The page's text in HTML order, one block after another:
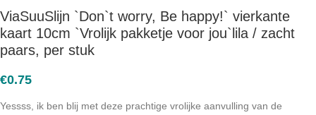
ViaSuuSlijn `Don`t worry, Be happy!` vierkante
kaart 10cm `Vrolijk pakketje voor jou`lila / zacht
paars, per stuk
€0.75
Yessss, ik ben blij met deze prachtige vrolijke aanvulling van de